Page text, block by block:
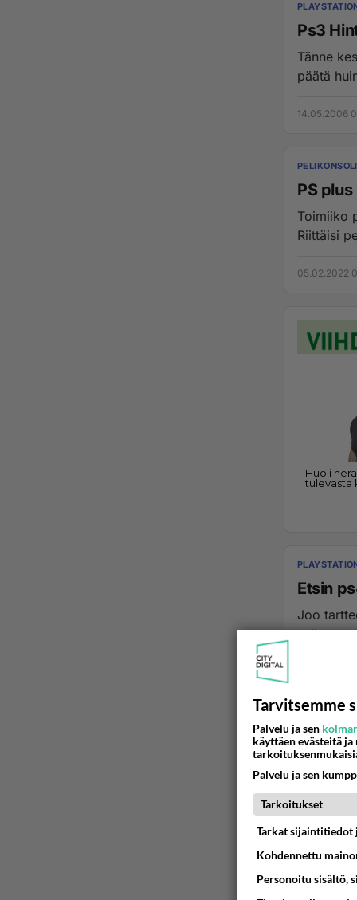
Ps3
Tänne
päätä
14.05.2006
PS
Toimiiko
Riittäisi
05.02.2022
Etsin
Joo
sulla on
Tarvitsemme
Palvelu ja sen
käyttäen evästeitä
Palvelu ja sen
Tarkoitukset
Tarkat sijaintitiedot
Kohdennettu
Personoitu sisältö,